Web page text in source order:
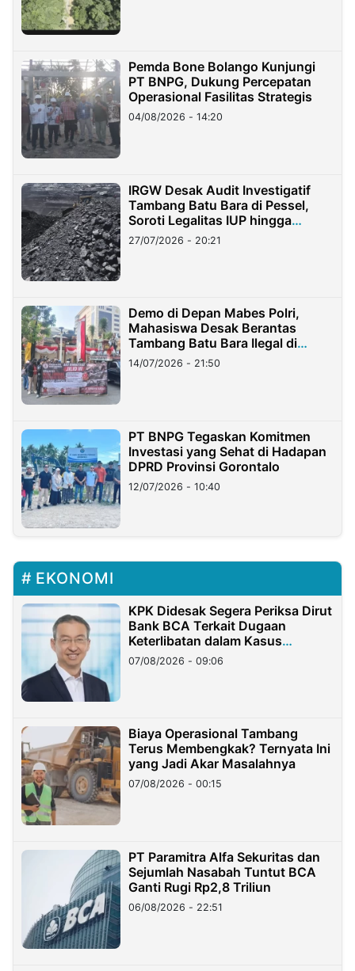
Pemda Bone Bolango Kunjungi
PT BNPG, Dukung Percepatan
Operasional Fasilitas Strategis
04/08/2026 - 14:20
IRGW Desak Audit Investigatif
Tambang Batu Bara di Pessel,
Soroti Legalitas IUP hingga
Stockpile
27/07/2026 - 20:21
Demo di Depan Mabes Polri,
Mahasiswa Desak Berantas
Tambang Batu Bara Ilegal di
Lampung
14/07/2026 - 21:50
PT BNPG Tegaskan Komitmen
Investasi yang Sehat di Hadapan
DPRD Provinsi Gorontalo
12/07/2026 - 10:40
EKONOMI
KPK Didesak Segera Periksa Dirut
Bank BCA Terkait Dugaan
Keterlibatan dalam Kasus
Hilangnya Dana Nasabah Rp2,58
Miliar
07/08/2026 - 09:06
Biaya Operasional Tambang
Terus Membengkak? Ternyata Ini
yang Jadi Akar Masalahnya
07/08/2026 - 00:15
PT Paramitra Alfa Sekuritas dan
Sejumlah Nasabah Tuntut BCA
Ganti Rugi Rp2,8 Triliun
06/08/2026 - 22:51